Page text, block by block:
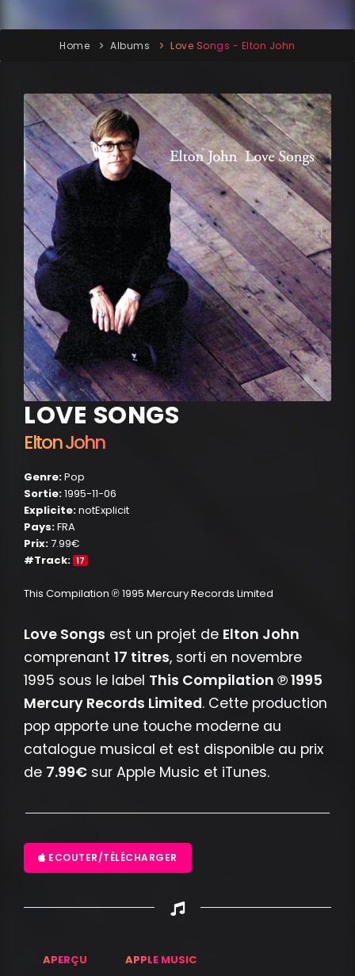
Home Albums Love Songs - Elton John
LOVE SONGS
Elton John
Genre:Pop
Sortie:1995-11-06
Explicite:notExplicit
Pays:FRA
Prix:7.99€
#Track: 17
This Compilation ℗ 1995 Mercury Records Limited
Love Songs est un projet de Elton John
comprenant 17 titres, sorti en novembre
1995 sous le label This Compilation ℗ 1995
Mercury Records Limited. Cette production
pop apporte une touche moderne au
catalogue musical et est disponible au prix
de 7.99€ sur Apple Music et iTunes.
ECOUTER/TÉLÉCHARGER
APERÇU APPLE MUSIC